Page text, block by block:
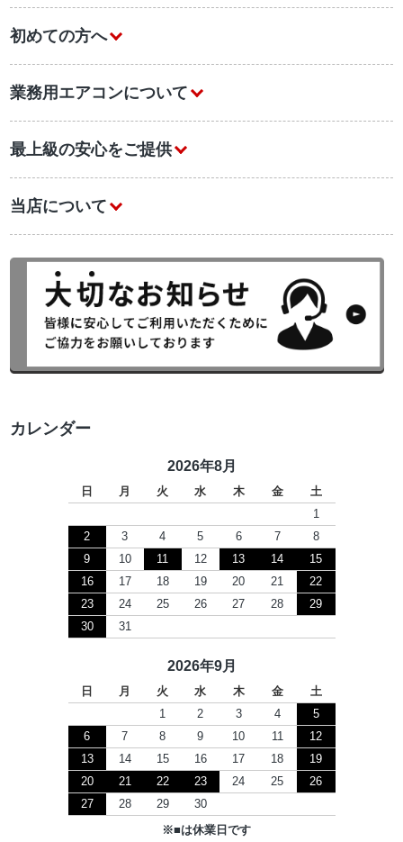
初めての方へ
業務用エアコンについて
最上級の安心をご提供
当店について
カレンダー
2026年8月
日 月 火 水 木 金
土
1
2
3 4 5 6 7
8
9
10 11 12 13 14
15
16
17 18 19 20 21
22
23
24 25 26 27 28
29
30
31
2026年9月
日 月 火 水 木 金
土
1
2 3 4
5
6
7 8 9 10 11
12
13
14 15 16 17 18
19
20
21 22 23 24 25
26
27
28 29 30
※■は休業日です